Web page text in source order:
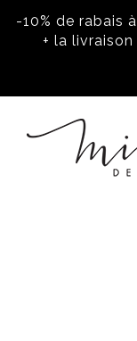
-10% de rabais
+ la